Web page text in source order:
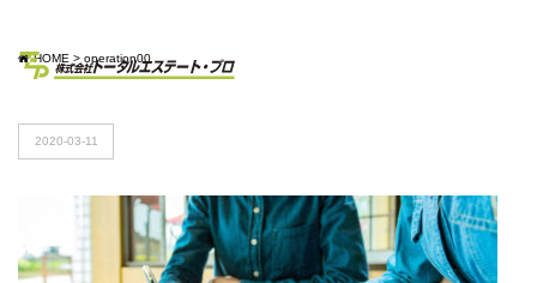
HOME > operation00
2020-03-11